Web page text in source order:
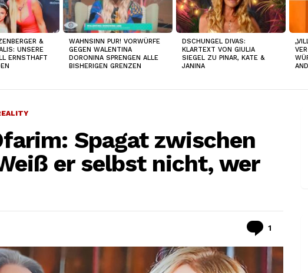
&
UNSERE
ERNSTHAFT
WAHNSINN PUR! VORWÜRFE
GEGEN WALENTINA
DORONINA SPRENGEN ALLE
BISHERIGEN GRENZEN
DSCHUNGEL DIVAS:
KLARTEXT VON GIULIA
SIEGEL ZU PINAR, KATE &
JANINA
Spagat zwischen
er selbst nicht, wer
1